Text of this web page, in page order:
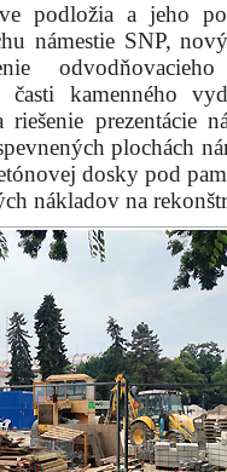
podložia a jeho
námestie SNP,
kamenného
prezentácie
plochách
dosky pod
nákladov na